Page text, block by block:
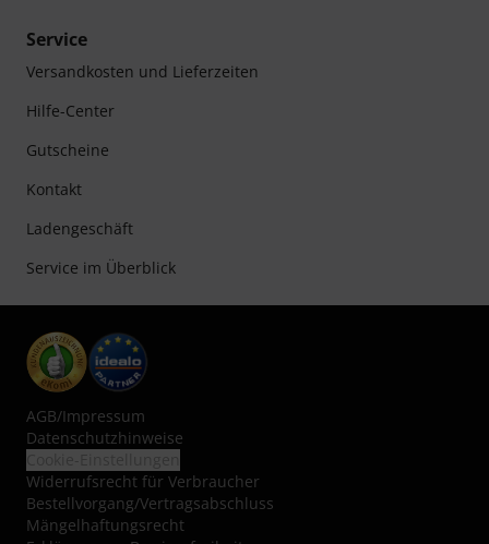
Service
Versandkosten und Lieferzeiten
Hilfe-Center
Gutscheine
Kontakt
Ladengeschäft
Service im Überblick
AGB/Impressum
Datenschutzhinweise
Widerrufsrecht für Verbraucher
Bestellvorgang/Vertragsabschluss
Mängelhaftungsrecht